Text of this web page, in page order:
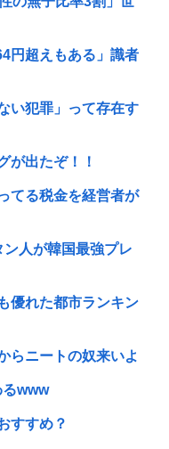
円超えもある」識者
い犯罪」って存在す
が出たぞ！！
てる税金を経営者が
人が韓国最強プレ
優れた都市ランキン
らニートの奴来いよ
www
すすめ？